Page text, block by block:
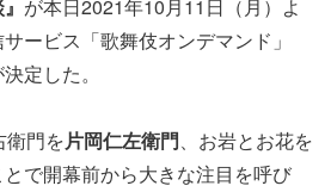
が本日2021年10月11日（月）よ
ービス「歌舞伎オンデマンド」
定した。
衛門を片岡仁左衛門、お岩とお花を
で開幕前から大きな注目を呼び